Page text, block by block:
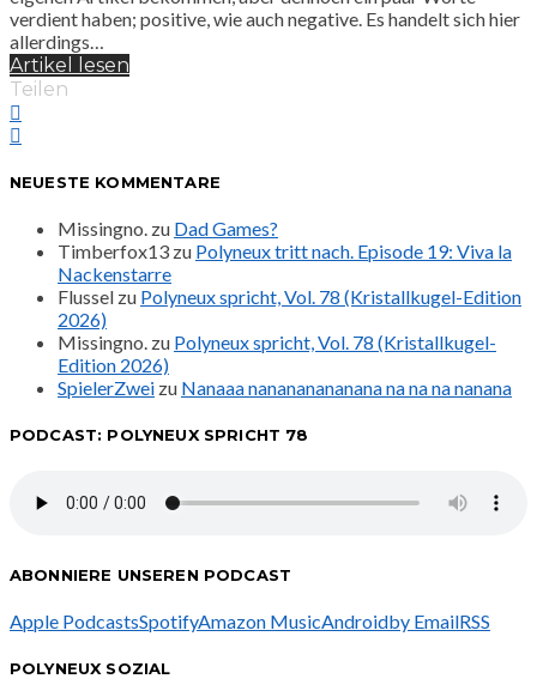
verdient haben; positive, wie auch negative. Es handelt sich hier
allerdings…
Artikel lesen
Teilen
NEUESTE KOMMENTARE
Missingno. zu Dad Games?
Timberfox13 zu Polyneux tritt nach. Episode 19: Viva la
Nackenstarre
Flussel zu Polyneux spricht, Vol. 78 (Kristallkugel-Edition
2026)
Missingno. zu Polyneux spricht, Vol. 78 (Kristallkugel-
Edition 2026)
SpielerZwei zu Nanaaa nanananananana na na na nanana
PODCAST: POLYNEUX SPRICHT 78
ABONNIERE UNSEREN PODCAST
Apple PodcastsSpotifyAmazon MusicAndroidby EmailRSS
POLYNEUX SOZIAL